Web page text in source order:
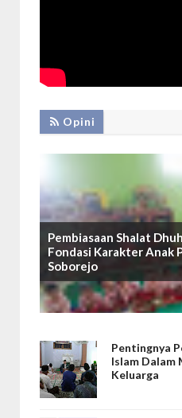
Opini
Pembiasaan Shalat
Fondasi Karakter Anak
Soborejo
Pentingnya
Islam Dalam
Keluarga